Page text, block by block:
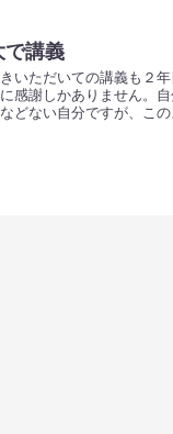
で講義
いただいての講義も２
感謝しかありません。
どない自分ですが、この